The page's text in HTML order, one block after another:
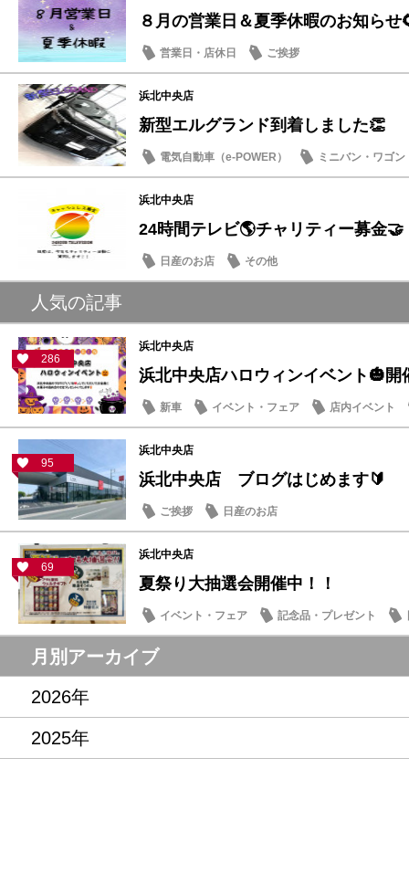
８月の営業日＆夏季休暇のお知らせ
営業日・店休日 ご挨拶
浜北中央店
新型エルグランド到着しました👏
電気自動車（e-POWER） ミニバン・ワゴン
浜北中央店
24時間テレビ🌎チャリティー募金🤝
日産のお店 その他
人気の記事
286
浜北中央店
浜北中央店ハロウィンイベント🎃開
新車 イベント・フェア 店内イベント
95
浜北中央店
浜北中央店 ブログはじめます🔰
ご挨拶 日産のお店
69
浜北中央店
夏祭り大抽選会開催中！！
イベント・フェア 記念品・プレゼント
月別アーカイブ
2026年
2025年